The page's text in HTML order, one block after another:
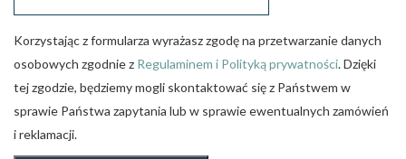
Korzystając z formularza wyrażasz zgodę na przetwarzanie danych
osobowych zgodnie z Regulaminem i Polityką prywatności. Dzięki
tej zgodzie, będziemy mogli skontaktować się z Państwem w
sprawie Państwa zapytania lub w sprawie ewentualnych zamówień
i reklamacji.